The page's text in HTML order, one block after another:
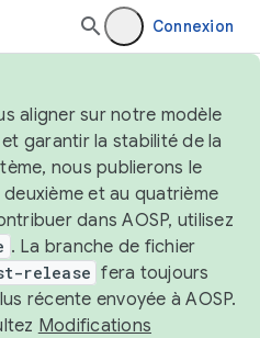
Connexion
aligner sur notre modèle
garantir la stabilité de la
nous publierons le
et au quatrième
dans AOSP, utilisez
. La branche de fichier
release fera toujours
récente envoyée à AOSP.
Modifications